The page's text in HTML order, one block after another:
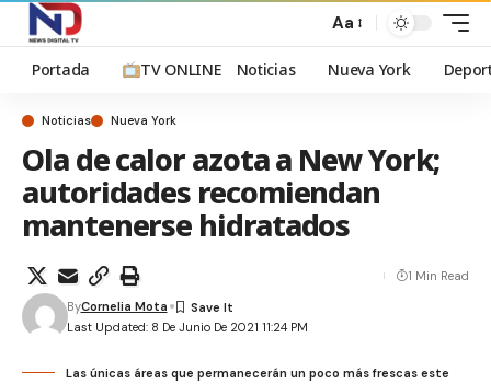
Aa
Portada TV ONLINE Noticias Nueva York
Noticias Nueva York
Ola de calor azota a New York;
autoridades recomiendan
mantenerse hidratados
Last Updated: 8 De Junio De 2021 11:24 PM
ByCornelia Mota
1 Min Read
Las únicas áreas que permanecerán un poco más frescas este